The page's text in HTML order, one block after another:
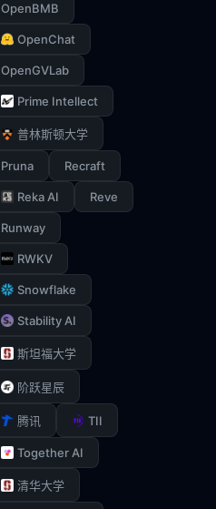
OpenBMB
OpenChat
OpenGVLab
Prime Intellect
普林斯顿大学
Pruna Recraft
Reka AI Reve
Runway
RWKV
Snowflake
Stability AI
斯坦福大学
阶跃星辰
腾讯 TII
Together AI
清华大学